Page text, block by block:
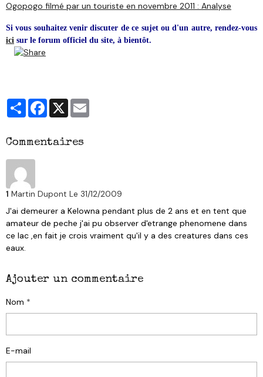
Ogopogo filmé par un touriste en novembre 2011 : Analyse
Si vous souhaitez venir discuter de ce sujet ou d'un autre, rendez-vous
ici sur le forum officiel du site, à bientôt.
PartagerFacebook
X
Commentaires
1 Martin Dupont Le 31/12/2009
J'ai demeurer a Kelowna pendant plus de 2 ans et en tent que
amateur de peche j'ai pu observer d'etrange phenomene dans
ce lac ,en fait je crois vraiment qu'il y a des creatures dans ces
eaux.
Ajouter un commentaire
Nom
E-mail